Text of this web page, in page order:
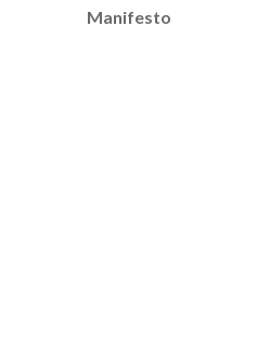
Manifesto